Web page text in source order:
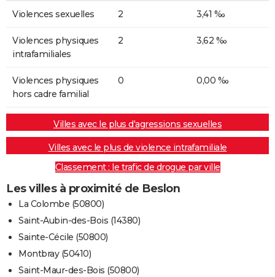
Violences sexuelles 2 3,41 ‰
Violences physiques
intrafamiliales
2 3,62 ‰
Violences physiques
hors cadre familial
0 0,00 ‰
Villes avec le plus d'agressions sexuelles
Villes avec le plus de violence intrafamiliale
Classement : le trafic de drogue par ville
Les villes à proximité de Beslon
La Colombe (50800)
Saint-Aubin-des-Bois (14380)
Sainte-Cécile (50800)
Montbray (50410)
Saint-Maur-des-Bois (50800)